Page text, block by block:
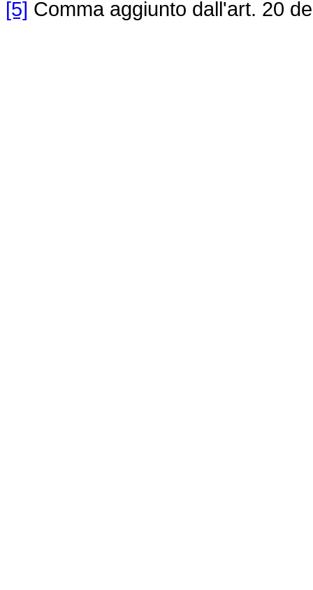
[5] Comma aggiunto dall'art. 20